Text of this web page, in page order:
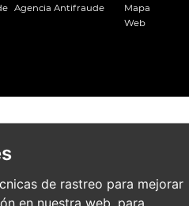
de rastreo para mejorar
en nuestra web, para
Agencia Antifraude
Mapa
Web